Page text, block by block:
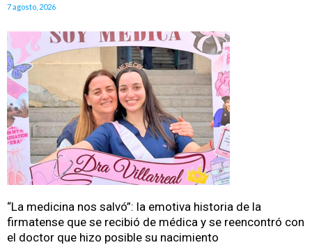
7 agosto, 2026
“La medicina nos salvó”: la emotiva historia de la
firmatense que se recibió de médica y se reencontró con
el doctor que hizo posible su nacimiento